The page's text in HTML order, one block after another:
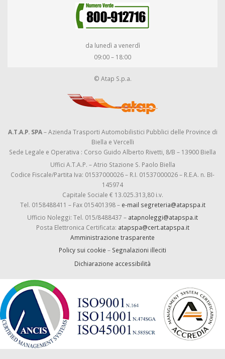
da lunedì a venerdì
09:00 – 18:00
© Atap S.p.a.
A.T.A.P. SPA– Azienda Trasporti Automobilistici Pubblici delle Province di
Biella e Vercelli
Sede Legale e Operativa : Corso Guido Alberto Rivetti, 8/B – 13900 Biella
Uffici A.T.A.P. – Atrio Stazione S. Paolo Biella
Codice Fiscale/Partita Iva: 01537000026 – R.I. 01537000026 – R.E.A. n. BI-
145974
Capitale Sociale € 13.025.313,80 i.v.
Tel. 0158488411 – Fax 015401398 – e-mail segreteria@atapspa.it
Ufficio Noleggi: Tel. 015/8488437 – atapnoleggi@atapspa.it
Posta Elettronica Certificata: atapspa@cert.atapspa.it
Amministrazione trasparente
Policy sui cookie – Segnalazioni illeciti
Dichiarazione accessibilità